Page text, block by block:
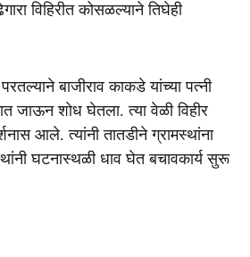
विहिरीत कोसळल्याने तिघेही
बाजीराव काकडे यांच्या पत्नी
जाऊन शोध घेतला. त्या वेळी विहीर
आले. त्यांनी तातडीने ग्रामस्थांना
घटनास्थळी धाव घेत बचावकार्य सुरू